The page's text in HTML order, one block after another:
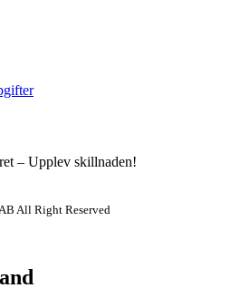
– Upplev skillnaden!
All Right Reserved